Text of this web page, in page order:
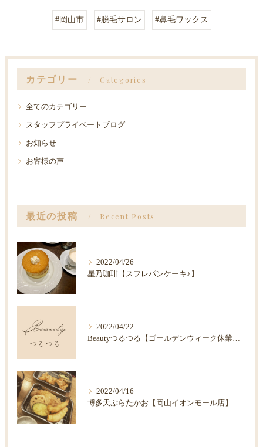
#岡山市 #脱毛サロン #鼻毛ワックス
カテゴリー Categories
全てのカテゴリー
スタッフプライベートブログ
お知らせ
お客様の声
最近の投稿 Recent Posts
2022/04/26
星乃珈琲【スフレパンケーキ♪】
2022/04/22
Beautyつるつる【ゴールデンウィーク休業のお知らせ】
2022/04/16
博多天ぷらたかお【岡山イオンモール店】